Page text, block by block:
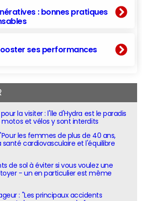
: bonnes pratiques
ses performances
la visiter : l'île d'Hydra est le paradis
motos et vélos y sont interdits
"Pour les femmes de plus de 40 ans,
cardiovasculaire et l'équilibre
de sol à éviter si vous voulez une
- un en particulier est même
: "Les principaux accidents